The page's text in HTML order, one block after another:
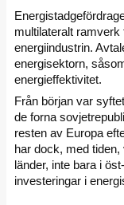
multilateralt
energiindustrin.
energisektorn,
energieffektivitet.
Från början var
de forna
resten av Europa
har dock, med
länder, inte bara i
investeringar i